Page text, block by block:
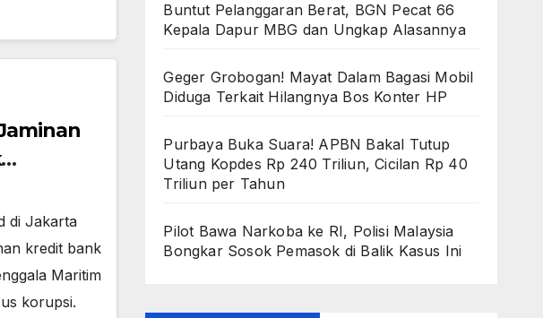
di Jakarta
kredit bank
Maritim
korupsi.
Buntut Pelanggaran Berat, BGN Pecat 66
Kepala Dapur MBG dan Ungkap Alasannya
Geger Grobogan! Mayat Dalam Bagasi Mobil
Diduga Terkait Hilangnya Bos Konter HP
Purbaya Buka Suara! APBN Bakal Tutup
Utang Kopdes Rp 240 Triliun, Cicilan Rp 40
Triliun per Tahun
Pilot Bawa Narkoba ke RI, Polisi Malaysia
Bongkar Sosok Pemasok di Balik Kasus Ini